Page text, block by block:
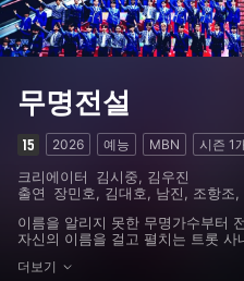
무명전설
2026 예능 MBN 시즌 1
크리에이터
김시중, 김우진
출연
장민호, 김대호, 남진, 조항조
이름을 알리지 못한 무명가수부터
자신의 이름을 걸고 펼치는 트롯 사
더보기